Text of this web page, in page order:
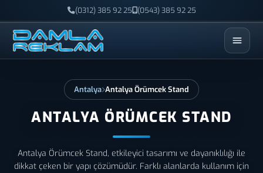
(0312) 385 92 25 (0543) 385 92 25
ESC
Antalya Antalya Örümcek Stand
ANTALYA ÖRÜMCEK STAND
Antalya Örümcek Stand, etkileyici tasarımı ve dayanıklılığı ile
dikkat çeken bir yapı çözümüdür. Farklı alanlarda kullanım için